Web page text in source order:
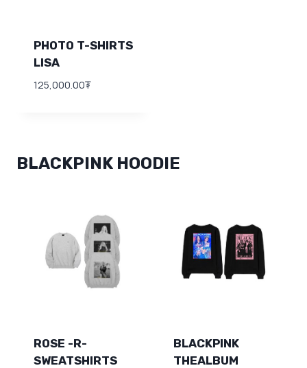
PHOTO T-SHIRTS
LISA
125,000.00₮
BLACKPINK HOODIE
ROSE -R-
SWEATSHIRTS
BLACKPINK
THEALBUM